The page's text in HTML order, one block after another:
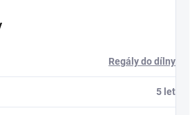
Regály do dílny
5 let